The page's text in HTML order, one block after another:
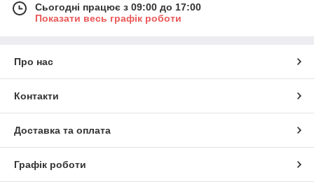
Сьогодні працює з 09:00 до 17:00
Показати весь графік роботи
Про нас
Контакти
Доставка та оплата
Графік роботи